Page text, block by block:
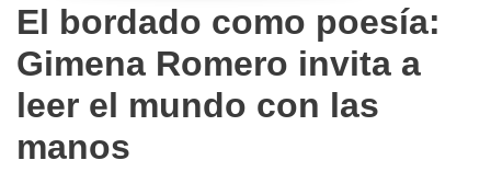
El bordado como poesía:
Gimena Romero invita a
leer el mundo con las
manos